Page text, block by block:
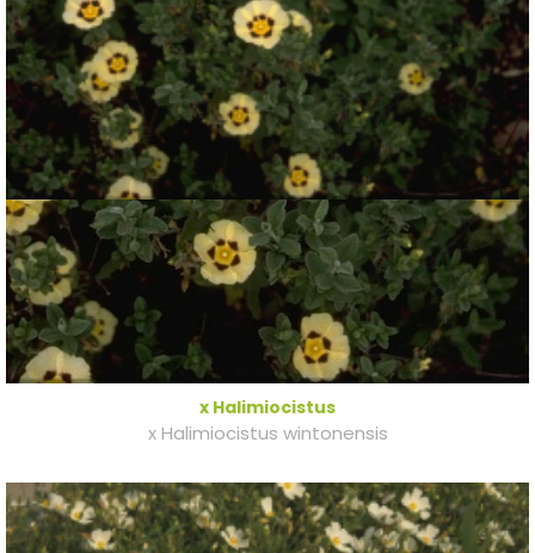
x Halimiocistus
x Halimiocistus wintonensis